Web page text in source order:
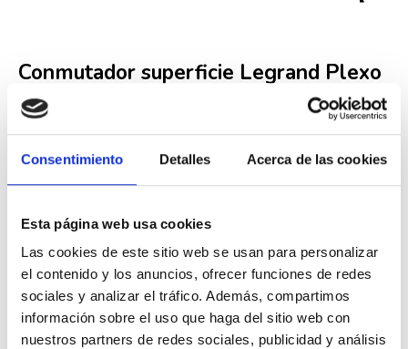
Consentimiento Detalles Acerca de las cookies
Esta página web usa cookies
Las cookies de este sitio web se usan para personalizar
el contenido y los anuncios, ofrecer funciones de redes
sociales y analizar el tráfico. Además, compartimos
información sobre el uso que haga del sitio web con
nuestros partners de redes sociales, publicidad y análisis
Conmutador superficie Legrand Plexo
069711L 10A gris
Referencia069711L
8,68 €
Descripción